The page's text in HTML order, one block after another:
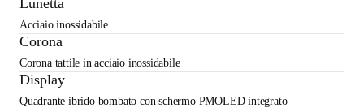
Acciaio inossidabile
Corona
Corona tattile in acciaio inossidabile
Display
Quadrante ibrido bombato con schermo PMOLED integrato